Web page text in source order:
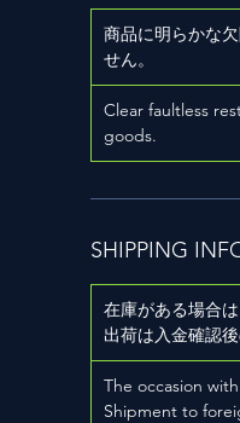
商品に明らかな
せん。
Clear faultless
goods.
SHIPPING
在庫がある場合
出荷は入金確認
The occasion
Shipment to